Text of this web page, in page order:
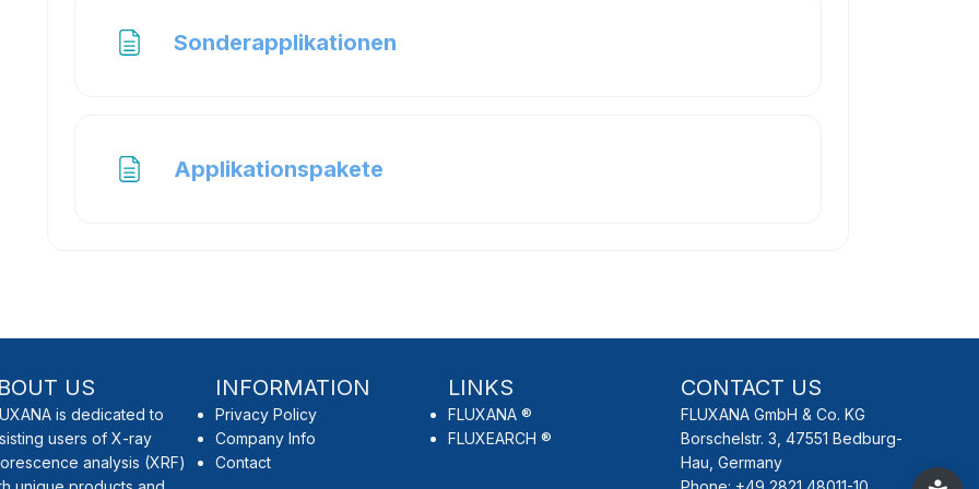
Sonderapplikationen
Applikationspakete
US
is dedicated to
users of X-ray
analysis (XRF)
INFORMATION
Privacy Policy
Company Info
Contact
LINKS
FLUXANA ®
FLUXEARCH ®
CONTACT US
FLUXANA GmbH & Co. KG
Borschelstr. 3, 47551 Bedburg-
Hau, Germany